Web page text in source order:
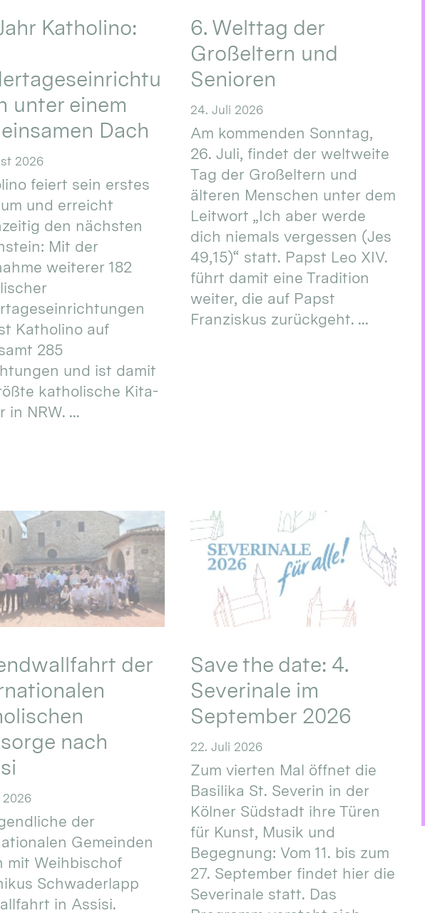
Katholino:
unter einem
Dach
2026
feiert sein erstes
und erreicht
den nächsten
Mit der
weiterer 182
Katholino auf
285
und ist damit
katholische Kita-
in NRW. ...
6. Welttag der
Großeltern und
Senioren
24. Juli 2026
Am kommenden Sonntag,
26. Juli, findet der weltweite
Tag der Großeltern und
älteren Menschen unter dem
Leitwort „Ich aber werde
dich niemals vergessen (Jes
49,15)“ statt. Papst Leo XIV.
führt damit eine Tradition
weiter, die auf Papst
Franziskus zurückgeht. ...
der
nach
2026
der
Gemeinden
mit Weihbischof
Schwaderlapp
in Assisi.
Save the date: 4.
Severinale im
September 2026
22. Juli 2026
Zum vierten Mal öffnet die
Basilika St. Severin in der
Kölner Südstadt ihre Türen
für Kunst, Musik und
Begegnung: Vom 11. bis zum
27. September findet hier die
Severinale statt. Das